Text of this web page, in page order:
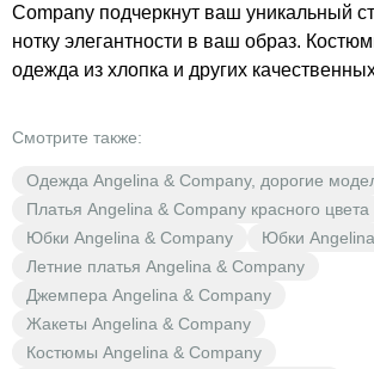
Company подчеркнут ваш уникальный
нотку элегантности в ваш образ. Костюмно-плательная
одежда из хлопка и других
цветов, включая серый и другие оттенки,
любого случая. В BrestOpt мы предлагаем выгодные
цены на одежду бренда Angelina &
сможете приобрести стильные вещи,
подчеркнут вашу индивидуальность, не
Откройте для себя мир моды с BrestOpt!
Смотрите также:
Одежда Angelina & Company, дорогие
Платья Angelina & Company красного цвета
Юбки Angelina & Company
Юбки
Летние платья Angelina & Company
Джемпера Angelina & Company
Жакеты Angelina & Company
Костюмы Angelina & Company